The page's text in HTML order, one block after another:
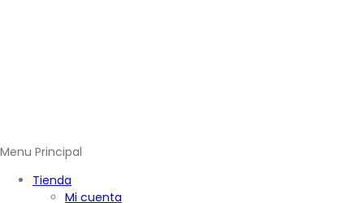
Menu Principal
Tienda
Mi cuenta